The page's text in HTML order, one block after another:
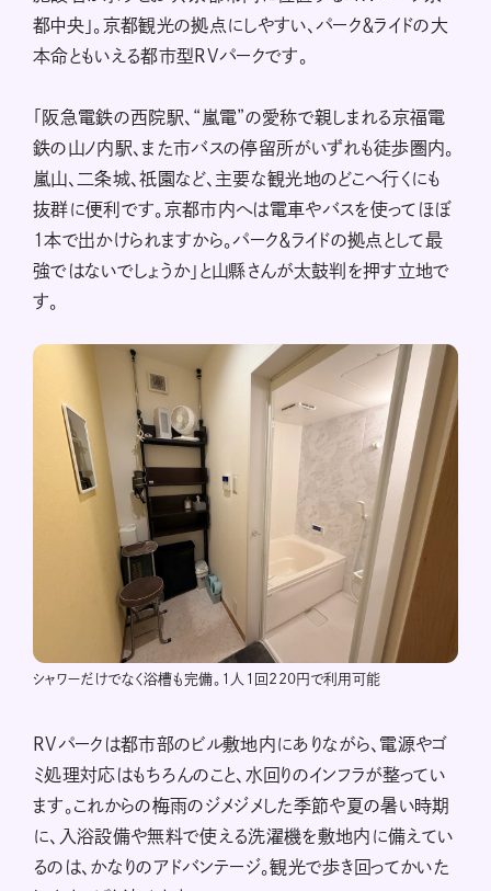
都中央」。京都観光の拠点にしやすい、パーク＆ライドの大
本命ともいえる都市型RVパークです。
「阪急電鉄の西院駅、“嵐電”の愛称で親しまれる京福電
鉄の山ノ内駅、また市バスの停留所がいずれも徒歩圏内。
嵐山、二条城、祇園など、主要な観光地のどこへ行くにも
抜群に便利です。京都市内へは電車やバスを使ってほぼ
1本で出かけられますから。パーク＆ライドの拠点として最
強ではないでしょうか」と山縣さんが太鼓判を押す立地で
す。
シャワーだけでなく浴槽も完備。1人1回220円で利用可能
RVパークは都市部のビル敷地内にありながら、電源やゴ
ミ処理対応はもちろんのこと、水回りのインフラが整ってい
ます。これからの梅雨のジメジメした季節や夏の暑い時期
に、入浴設備や無料で使える洗濯機を敷地内に備えてい
るのは、かなりのアドバンテージ。観光で歩き回ってかいた